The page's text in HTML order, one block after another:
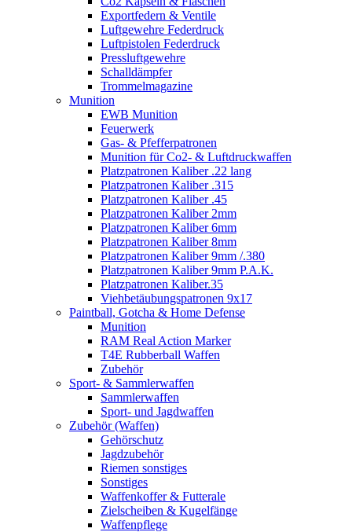
Exportfedern & Ventile
Luftgewehre Federdruck
Luftpistolen Federdruck
Pressluftgewehre
Schalldämpfer
Trommelmagazine
Munition
EWB Munition
Feuerwerk
Gas- & Pfefferpatronen
Munition für Co2- & Luftdruckwaffen
Platzpatronen Kaliber .22 lang
Platzpatronen Kaliber .315
Platzpatronen Kaliber .45
Platzpatronen Kaliber 2mm
Platzpatronen Kaliber 6mm
Platzpatronen Kaliber 8mm
Platzpatronen Kaliber 9mm /.380
Platzpatronen Kaliber 9mm P.A.K.
Platzpatronen Kaliber.35
Viehbetäubungspatronen 9x17
Paintball, Gotcha & Home Defense
Munition
RAM Real Action Marker
T4E Rubberball Waffen
Zubehör
Sport- & Sammlerwaffen
Sammlerwaffen
Sport- und Jagdwaffen
Zubehör (Waffen)
Gehörschutz
Jagdzubehör
Riemen sonstiges
Sonstiges
Waffenkoffer & Futterale
Zielscheiben & Kugelfänge
Waffenpflege